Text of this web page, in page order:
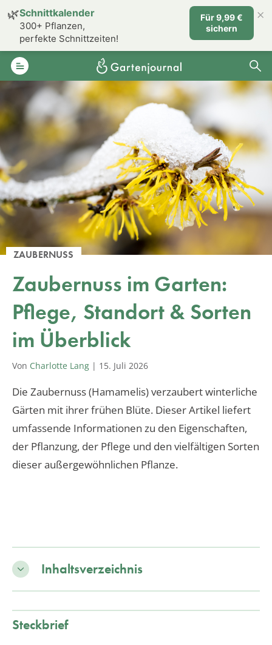
ZAUBERNUSS
Zaubernuss im Garten:
Pflege, Standort & Sorten
im Überblick
Von Charlotte Lang | 15. Juli 2026
Die Zaubernuss (Hamamelis) verzaubert winterliche
Gärten mit ihrer frühen Blüte. Dieser Artikel liefert
umfassende Informationen zu den Eigenschaften,
der Pflanzung, der Pflege und den vielfältigen Sorten
dieser außergewöhnlichen Pflanze.
Inhaltsverzeichnis
Steckbrief
🌿Schnittkalender
300+ Pflanzen,
perfekte Schnittzeiten!
Für 9,99 €
sichern
×